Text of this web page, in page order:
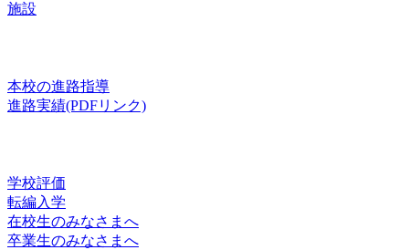
施設
本校の進路指導
進路実績(PDFリンク)
学校評価
転編入学
在校生のみなさまへ
卒業生のみなさまへ